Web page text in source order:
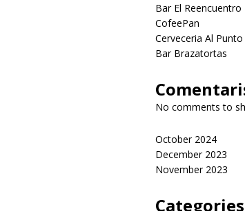
Bar El Reencuentro
CofeePan
Cerveceria Al Punto
Bar Brazatortas
No comments to
October 2024
December 2023
November 2023
Categories